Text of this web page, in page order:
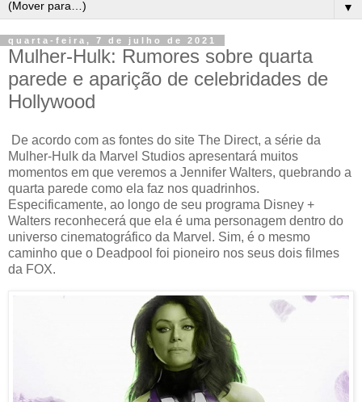
▼
quarta-feira, 7 de julho de 2021
Mulher-Hulk: Rumores sobre quarta
parede e aparição de celebridades de
Hollywood
De acordo com as fontes do site The Direct, a série da
Mulher-Hulk da Marvel Studios apresentará muitos
momentos em que veremos a Jennifer Walters, quebrando a
quarta parede como ela faz nos quadrinhos.
Especificamente, ao longo de seu programa Disney +
Walters reconhecerá que ela é uma personagem dentro do
universo cinematográfico da Marvel. Sim, é o mesmo
caminho que o Deadpool foi pioneiro nos seus dois filmes
da FOX.